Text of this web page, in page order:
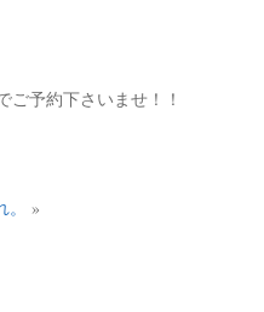
ご予約下さいませ！！
»